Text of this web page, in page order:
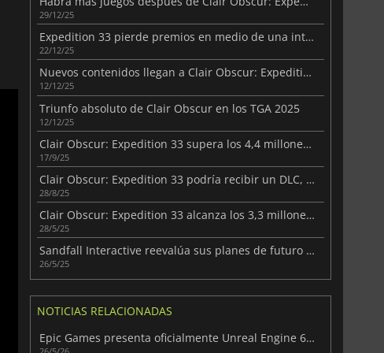
29/12/25
Expedition 33 pierde premios en medio de una intensa polémica sobre la IA
22/12/25
Nuevos contenidos llegan a Clair Obscur: Expedition 33
12/12/25
Triunfo absoluto de Clair Obscur en los TGA 2025
12/12/25
Clair Obscur: Expedition 33 supera los 4,4 millones de unidades vendidas
17/9/25
Clair Obscur: Expedition 33 podría recibir un DLC, según su director
28/8/25
Clair Obscur: Expedition 33 alcanza los 3,3 millones de jugadores en 33 días
28/5/25
Sandfall Interactive reevalúa sus planes de futuro para Clair Obscur: Expedición 33
26/5/25
NOTICIAS RELACIONADAS
Epic Games presenta oficialmente Unreal Engine 6 junto con su primer vídeo